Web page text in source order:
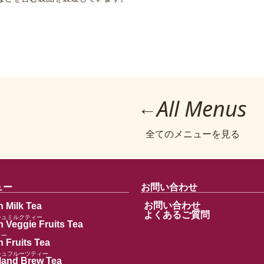
←All Menus
全てのメニューを見る
ー
Milk Tea
ミルクティー
Veggie Fruits Tea
Fruits Tea
フルーツティー
Brew Tea
お問い合わせ
お問い合わせ
よくあるご質問